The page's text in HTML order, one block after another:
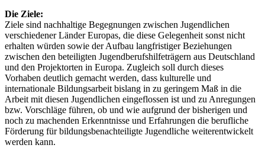
Die Ziele:
Ziele sind nachhaltige Begegnungen zwischen Jugendlichen
verschiedener Länder Europas, die diese Gelegenheit sonst nicht
erhalten würden sowie der Aufbau langfristiger Beziehungen
zwischen den beteiligten Jugendberufshilfeträgern aus Deutschland
und den Projektorten in Europa. Zugleich soll durch dieses
Vorhaben deutlich gemacht werden, dass kulturelle und
internationale Bildungsarbeit bislang in zu geringem Maß in die
Arbeit mit diesen Jugendlichen eingeflossen ist und zu Anregungen
bzw. Vorschläge führen, ob und wie aufgrund der bisherigen und
noch zu machenden Erkenntnisse und Erfahrungen die berufliche
Förderung für bildungsbenachteiligte Jugendliche weiterentwickelt
werden kann.